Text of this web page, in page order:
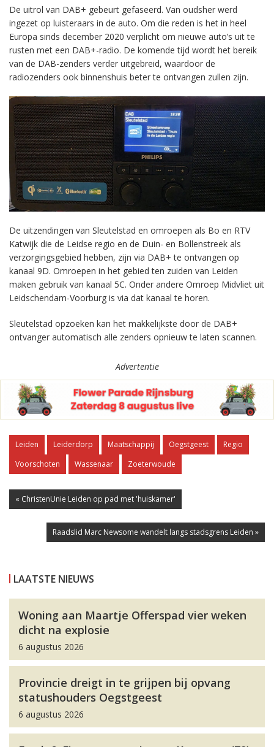
De uitrol van DAB+ gebeurt gefaseerd. Van oudsher werd
ingezet op luisteraars in de auto. Om die reden is het in heel
Europa sinds december 2020 verplicht om nieuwe auto’s uit te
rusten met een DAB+-radio. De komende tijd wordt het bereik
van de DAB-zenders verder uitgebreid, waardoor de
radiozenders ook binnenshuis beter te ontvangen zullen zijn.
De uitzendingen van Sleutelstad en omroepen als Bo en RTV
Katwijk die de Leidse regio en de Duin- en Bollenstreek als
verzorgingsgebied hebben, zijn via DAB+ te ontvangen op
kanaal 9D. Omroepen in het gebied ten zuiden van Leiden
maken gebruik van kanaal 5C. Onder andere Omroep Midvliet uit
Leidschendam-Voorburg is via dat kanaal te horen.
Sleutelstad opzoeken kan het makkelijkste door de DAB+
ontvanger automatisch alle zenders opnieuw te laten scannen.
Advertentie
Leiden Leiderdorp Maatschappij Oegstgeest
Regio
Voorschoten
Wassenaar Zoeterwoude
« ChristenUnie Leiden op pad met 'huiskamer'
Raadslid Marc Newsome wandelt langs stadsgrens Leiden »
LAATSTE NIEUWS
Woning aan Maartje Offerspad vier weken
dicht na explosie
6 augustus 2026
Provincie dreigt in te grijpen bij opvang
statushouders Oegstgeest
6 augustus 2026